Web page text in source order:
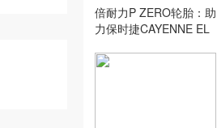
倍耐力P ZERO轮胎：助
力保时捷CAYENNE EL